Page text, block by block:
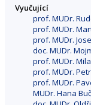
Vyučující
prof. MUDr.
prof. MUDr.
prof. MUDr.
doc. MUDr.
prof. MUDr.
prof. MUDr.
prof. MUDr.
MUDr. Hana